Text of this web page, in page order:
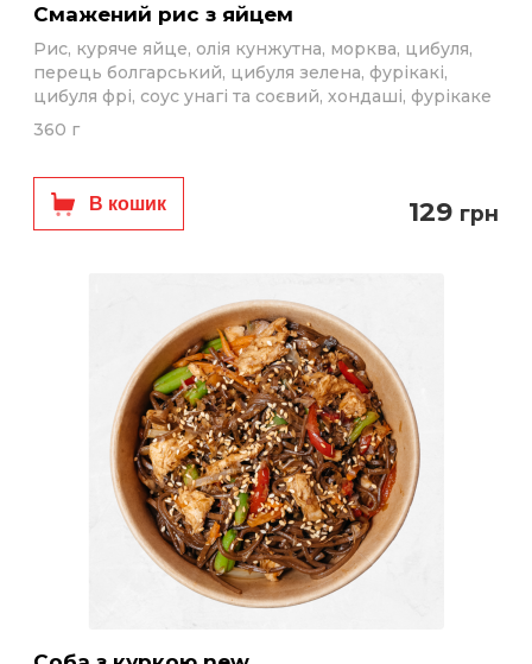
Смажений рис з яйцем
Рис, куряче яйце, олія кунжутна, морква, цибуля,
перець болгарський, цибуля зелена, фурікакі,
цибуля фрі, соус унагі та соєвий, хондаші, фурікаке
360 г
В кошик 129 грн